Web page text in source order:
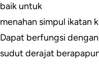
baik untuk
menahan simpul ikatan
Dapat berfungsi
sudut derajat